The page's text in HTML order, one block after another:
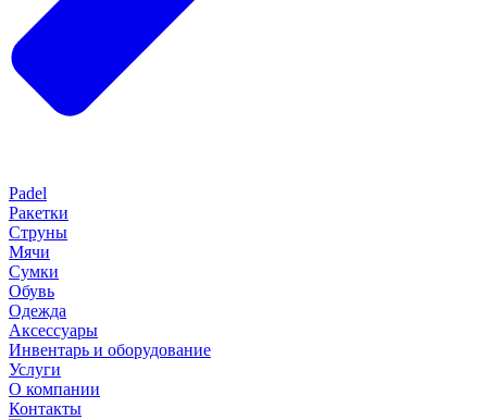
Padel
Ракетки
Струны
Мячи
Сумки
Обувь
Одежда
Аксессуары
Инвентарь и оборудование
Услуги
О компании
Контакты